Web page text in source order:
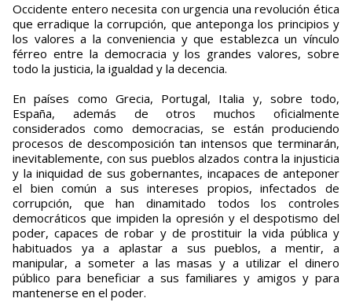
Occidente entero necesita con urgencia una revolución ética
que erradique la corrupción, que anteponga los principios y
los valores a la conveniencia y que establezca un vínculo
férreo entre la democracia y los grandes valores, sobre
todo la justicia, la igualdad y la decencia.
En países como Grecia, Portugal, Italia y, sobre todo,
España, además de otros muchos oficialmente
considerados como democracias, se están produciendo
procesos de descomposición tan intensos que terminarán,
inevitablemente, con sus pueblos alzados contra la injusticia
y la iniquidad de sus gobernantes, incapaces de anteponer
el bien común a sus intereses propios, infectados de
corrupción, que han dinamitado todos los controles
democráticos que impiden la opresión y el despotismo del
poder, capaces de robar y de prostituir la vida pública y
habituados ya a aplastar a sus pueblos, a mentir, a
manipular, a someter a las masas y a utilizar el dinero
público para beneficiar a sus familiares y amigos y para
mantenerse en el poder.